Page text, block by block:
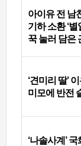
아이유 전 남
기하 소환 ‘
꾹 눌러 담은
‘견미리 딸’
미모에 반전
‘나솔사계’